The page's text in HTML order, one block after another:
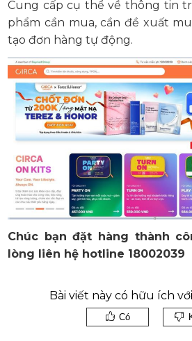
Cung cấp cụ thể về thông tin
phẩm cần mua, cần đề xuất
tạo đơn hàng tự động.
Chúc bạn đặt hàng thành
lòng liên hệ hotline 18002039
Bài viết này có hữu ích
Có